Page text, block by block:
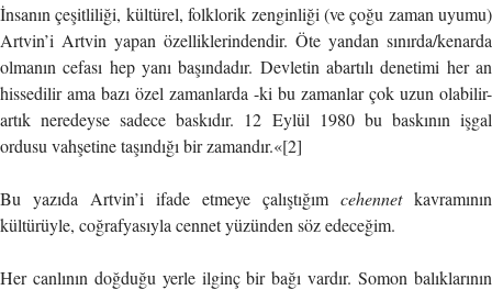
İnsanın çeşitliliği, kültürel, folklorik zenginliği (ve çoğu zaman uyumu)
Artvin’i Artvin yapan özelliklerindendir. Öte yandan sınırda/kenarda
olmanın cefası hep yanı başındadır. Devletin abartılı denetimi her an
hissedilir ama bazı özel zamanlarda -ki bu zamanlar çok uzun olabilir-
artık neredeyse sadece baskıdır. 12 Eylül 1980 bu baskının işgal
ordusu vahşetine taşındığı bir zamandır.«[2]
Bu yazıda Artvin’i ifade etmeye çalıştığım cehennetkavramının
kültürüyle, coğrafyasıyla cennet yüzünden söz edeceğim.
Her canlının doğduğu yerle ilginç bir bağı vardır. Somon balıklarının